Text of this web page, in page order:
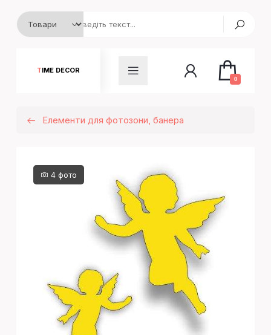
TIME DECOR
0
Елементи для фотозони, банера
4 фото